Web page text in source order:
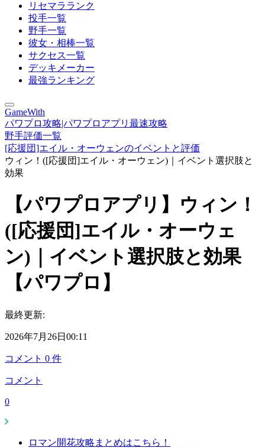
リセマラランク
投手一覧
野手一覧
彼女・相棒一覧
サクセス一覧
デッキメーカー
最強ランキング
GameWith
パワプロ攻略|パワプロアプリ最速攻略
野手評価一覧
[応援団]エイル・オーウェンのイベントと評価
ウィン！([応援団]エイル・オーウェン)｜イベント選択肢と
効果
【パワプロアプリ】ウィン！
([応援団]エイル・オーウェ
ン)｜イベント選択肢と効果
【パワプロ】
最終更新:
2026年7月26日00:11
コメント 0 件
コメント
0
ロマン開花攻略まとめはこちら！